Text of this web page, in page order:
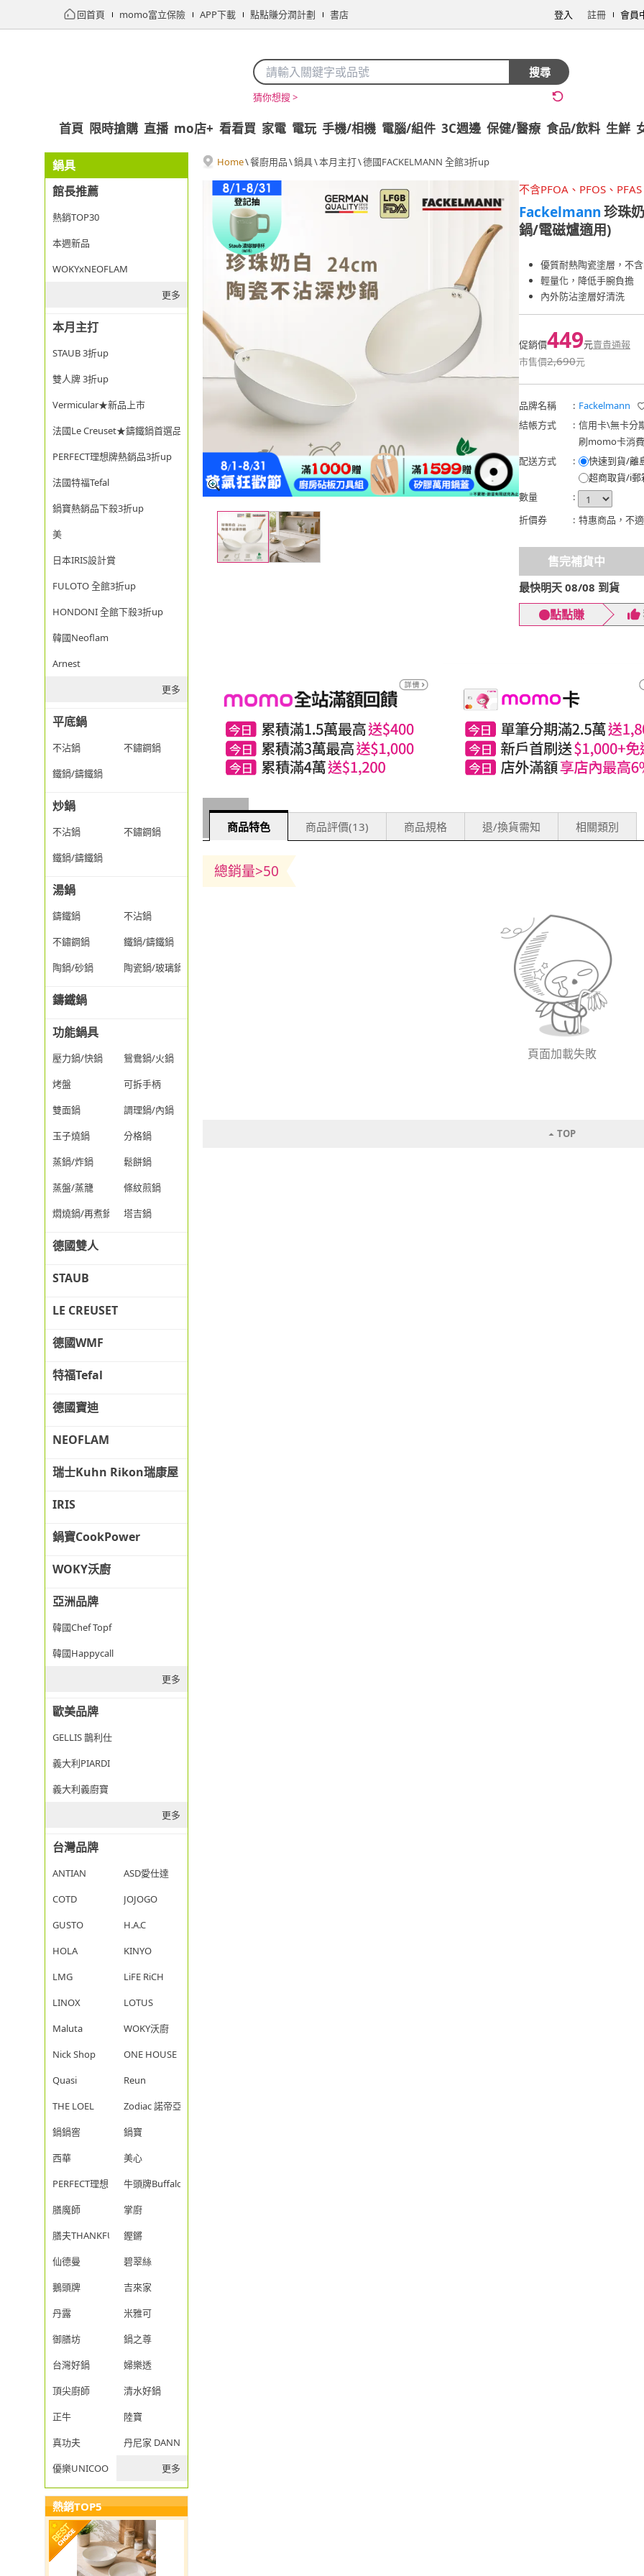
回首頁 momo富立保險 APP下載 點點賺分潤計劃 書店 登入 註冊 會員
搜尋
猜你想搜 >
首頁 限時搶購 直播 mo店+ 看看買 家電 電玩 手機/相機 電腦/組件 3C週邊 保健/醫療 食品/飲料 生鮮
鍋具
館長推薦
熱銷TOP30
本週新品
WOKYxNEOFLAM
更多
本月主打
STAUB 3折up
雙人牌 3折up
Vermicular★新品上市
法國Le Creuset★鑄鐵鍋首選品牌
PERFECT理想牌熱銷品3折up
法國特福Tefal
鍋寶熱銷品下殺3折up
美
日本IRIS設計賞
FULOTO 全館3折up
HONDONI 全館下殺3折up
韓國Neoflam
Arnest
更多
平底鍋
不沾鍋
不鏽鋼鍋
鐵鍋/鑄鐵鍋
炒鍋
不沾鍋
不鏽鋼鍋
鐵鍋/鑄鐵鍋
湯鍋
鑄鐵鍋
不沾鍋
不鏽鋼鍋
鐵鍋/鑄鐵鍋
陶鍋/砂鍋
陶瓷鍋/玻璃鍋/透明鍋
鑄鐵鍋
功能鍋具
壓力鍋/快鍋
鴛鴦鍋/火鍋
烤盤
可拆手柄
雙面鍋
調理鍋/內鍋
玉子燒鍋
分格鍋
蒸鍋/炸鍋
鬆餅鍋
蒸盤/蒸籠
條紋煎鍋
燜燒鍋/再煮鍋
塔吉鍋
德國雙人
STAUB
LE CREUSET
德國WMF
特福Tefal
德國寶迪
NEOFLAM
瑞士Kuhn Rikon瑞康屋
IRIS
鍋寶CookPower
WOKY沃廚
亞洲品牌
韓國Chef Topf
韓國Happycall
更多
歐美品牌
GELLIS 鵲利仕
義大利PIARDI
義大利義廚寶
更多
台灣品牌
ANTIAN
ASD愛仕達
COTD
JOJOGO
GUSTO
H.A.C
HOLA
KINYO
LMG
LiFE RiCH
LINOX
LOTUS
Maluta
WOKY沃廚
Nick Shop
ONE HOUSE
Quasi
Reun
THE LOEL
Zodiac 諾帝亞
鍋鍋窖
鍋寶
西華
美心
PERFECT理想
牛頭牌Buffalo
膳魔師
掌廚
膳夫THANKFUL
鏗鏘
仙德曼
碧翠絲
鵝頭牌
吉來家
丹露
米雅可
御膳坊
鍋之尊
台灣好鍋
婦樂透
頂尖廚師
清水好鍋
正牛
陸寶
真功夫
丹尼家 DANNY JIA
優樂UNICOOK
更多
熱銷TOP5
Home\餐廚用品\鍋具\本月主打\德國FACKELMANN 全館3折up
不含PFOA、PFOS、PFAS
Fackelmann珍珠
鍋/電磁爐適用)
優質耐熱陶瓷塗層，不
輕量化，降低手腕負擔
內外防沾塗層好清洗
促銷價449元賣貴通報
市售價2,690元
品牌名稱 : Fackelmann
結帳方式
: 信用卡\無卡分
刷momo卡消
配送方式
: 快速到貨/離
超商取貨/i郵
數量
:
折價券
: 特惠商品，不
售完補貨中
最快明天 08/08 到貨
點點賺
商品特色 商品評價(13) 商品規格 退/換貨需知 相關類別
總銷量>50
頁面加載失敗
TOP